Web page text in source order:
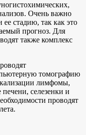
Очень важно
стадию, так как это
прогноз. Для
также комплекс
томографию
лимфомы,
селезенки и
проводят